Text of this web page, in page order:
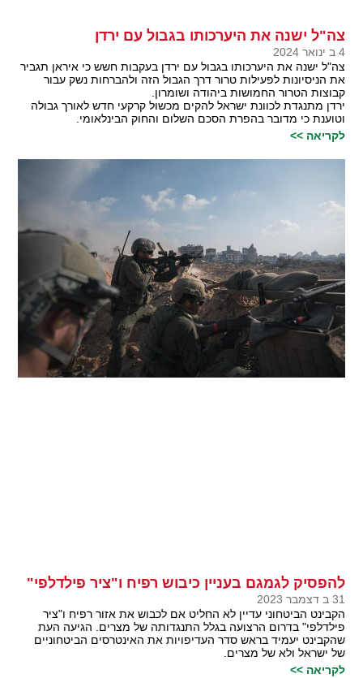
צה"ל ישנה את היערכותו בגבול עם ירדן
4 ב ינואר 2024
צה"ל ישנה את היערכותו בגבול עם ירדן בעקבות חשש כי איראן תגביר
את הניסיונות לפעילות טרור דרך הגבול הזה ולהברחות נשק עבור
קבוצות הטרור החמושות ביהודה ושומרון.
ירדן מתנגדת לכוונת ישראל להקים מכשול קרקעי חדש לאורך גבולה
וטוענת כי מדובר בהפרת הסכם השלום והחוק הבינלאומי.
לקריאה >>
להפסיק לגמגם בעניין כיבוש רפיח ו"ציר פילדלפי"
31 ב דצמבר 2023
הקבינט הביטחוני עדיין לא החליט אם לכבוש את אזור רפיח ו"ציר
פילדלפי" בדרום הרצועה בגלל התנגדותה של מצרים. הגיעה העת
שהקבינט יעמיד בראש סדר העדיפויות את האינטרסים הביטחוניים
של ישראל ולא של מצרים.
לקריאה >>